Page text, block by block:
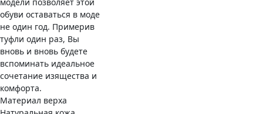
обуви оставаться в моде
не один год. Примерив
туфли один раз, Вы
вновь и вновь будете
вспоминать идеальное
сочетание изящества и
комфорта.
Материал верха